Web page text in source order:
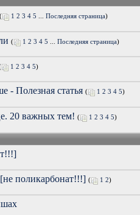
( 1 2 3 4 5 ...Последняя страница)
( 1 2 3 4 5 ...Последняя страница)
1 2 3 4 5)
- Полезная статья ( 1 2 3 4 5)
20 важных тем! ( 1 2 3 4 5)
поликарбонат!!!] ( 1 2)